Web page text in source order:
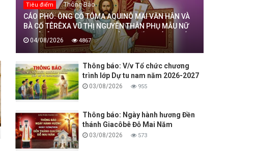
Tiêu điểm Thông Báo
CÁO PHÓ: ÔNG CỐ TÔMA AQUINÔ MAI VĂN HÂN VÀ
BÀ CỐ TÊRÊXA VŨ THỊ NGUYÊN THÂN PHỤ MẪU NỮ
TU TÊRÊXA MAI THỊ THỊNH, DÒNG MẾN THÁNH GIÁ
THANH HOÁ ĐÃ AN NGHỈ TRONG CHÚA, NGÀY
04/08/2026
04/08/2026 4867
Thông báo: V/v Tổ chức chương
trình lớp Dự tu nam năm 2026-2027
03/08/2026 955
Thông báo: Ngày hành hương Đền
thánh Giacôbê Đỗ Mai Năm
03/08/2026 573